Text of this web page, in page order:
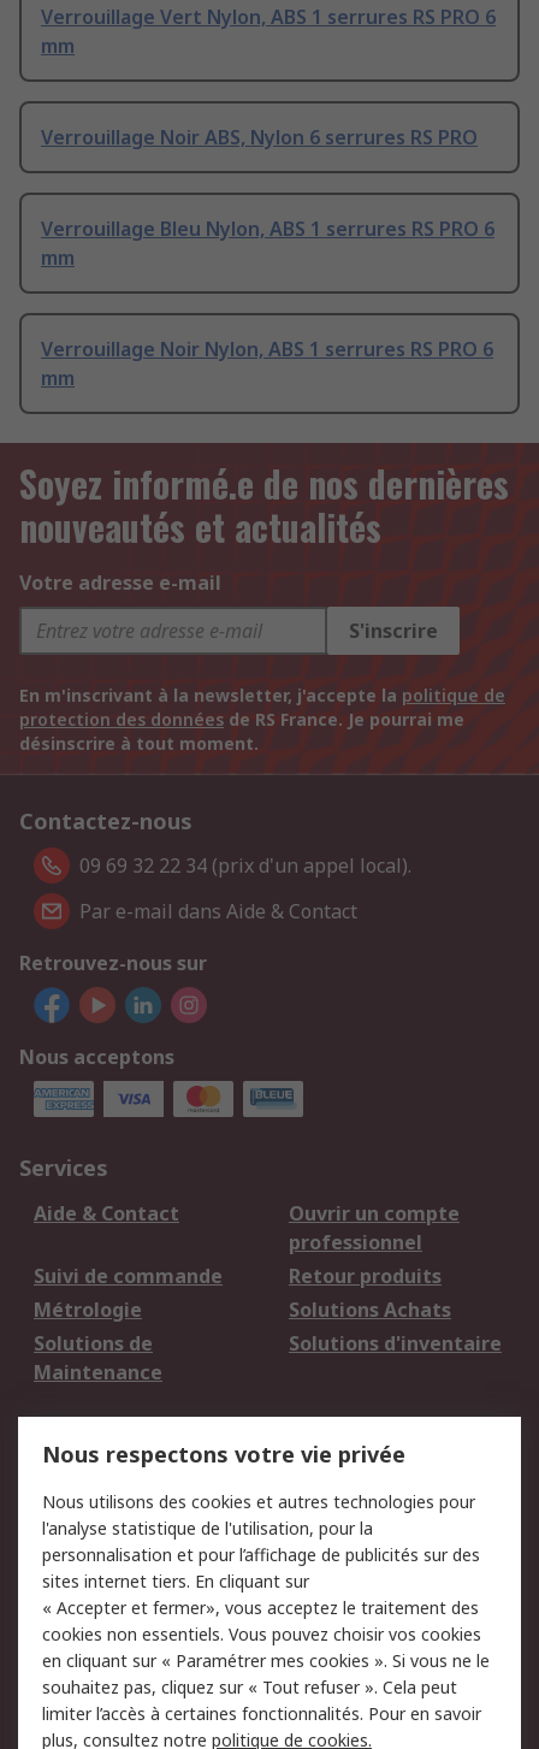
Verrouillage Vert Nylon, ABS 1 serrures RS PRO 6
mm
Verrouillage Noir ABS, Nylon 6 serrures RS PRO
Verrouillage Bleu Nylon, ABS 1 serrures RS PRO 6
mm
Verrouillage Noir Nylon, ABS 1 serrures RS PRO 6
mm
Soyez informé.e de nos dernières
nouveautés et actualités
Votre adresse e-mail
S'inscrire
En m'inscrivant à la newsletter, j'accepte la politique de
protection des données de RS France. Je pourrai me
désinscrire à tout moment.
Contactez-nous
09 69 32 22 34 (prix d'un appel local).
Par e-mail dans Aide & Contact
Retrouvez-nous sur
Nous acceptons
Services
Aide & Contact
Ouvrir un compte
professionnel
Suivi de commande
Retour produits
Métrologie
Solutions Achats
Solutions de
Maintenance
Solutions d'inventaire
du site
Politique de protection
des données - Mise à
jour
Sécurité des E-mails
Conditions générales
de vente
Politique anti-
corruption
Campagnes marketing
Nous respectons votre vie privée
Nous utilisons des cookies et autres technologies pour
l'analyse statistique de l'utilisation, pour la
personnalisation et pour l’affichage de publicités sur des
sites internet tiers. En cliquant sur
« Accepter et fermer», vous acceptez le traitement des
cookies non essentiels. Vous pouvez choisir vos cookies
en cliquant sur « Paramétrer mes cookies ». Si vous ne le
souhaitez pas, cliquez sur « Tout refuser ». Cela peut
limiter l’accès à certaines fonctionnalités. Pour en savoir
plus, consultez notre politique de cookies.